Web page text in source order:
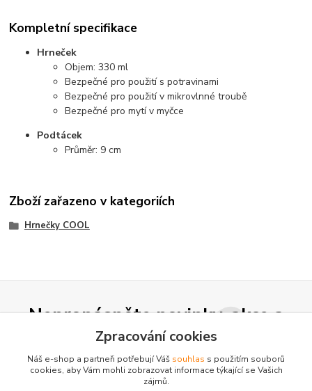
Kompletní specifikace
Hrneček
Objem: 330 ml
Bezpečné pro použití s potravinami
Bezpečné pro použití v mikrovlnné troubě
Bezpečné pro mytí v myčce
Podtácek
Průměr: 9 cm
Zboží zařazeno v kategoriích
Hrnečky COOL
Nepropásněte novinky, akce a
slevy!
Zpracování cookies
Náš e-shop a partneři potřebují Váš souhlas s použitím souborů
cookies, aby Vám mohli zobrazovat informace týkající se Vašich
zájmů.